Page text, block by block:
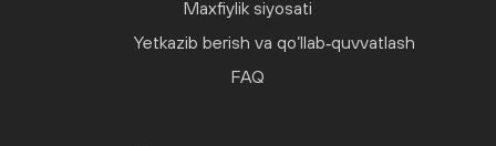
Maxfiylik siyosati
Yetkazib berish va qo‘llab‑quvvatlash
FAQ